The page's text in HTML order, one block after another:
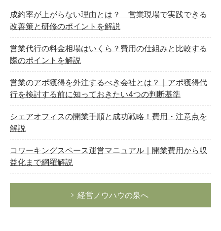
成約率が上がらない理由とは？ 営業現場で実践できる
改善策と研修のポイントを解説
営業代行の料金相場はいくら？費用の仕組みと比較する
際のポイントを解説
営業のアポ獲得を外注するべき会社とは？｜アポ獲得代
行を検討する前に知っておきたい4つの判断基準
シェアオフィスの開業手順と成功戦略！費用・注意点を
解説
コワーキングスペース運営マニュアル｜開業費用から収
益化まで網羅解説
経営ノウハウの泉へ